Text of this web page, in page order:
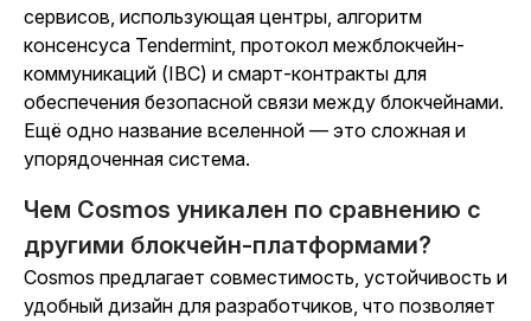
сервисов, использующая центры, алгоритм
консенсуса Tendermint, протокол межблокчейн-
коммуникаций (IBC) и смарт-контракты для
обеспечения безопасной связи между блокчейнами.
Ещё одно название вселенной — это сложная и
упорядоченная система.
Чем Cosmos уникален по сравнению с
другими блокчейн-платформами?
Cosmos предлагает совместимость, устойчивость и
удобный дизайн для разработчиков, что позволяет